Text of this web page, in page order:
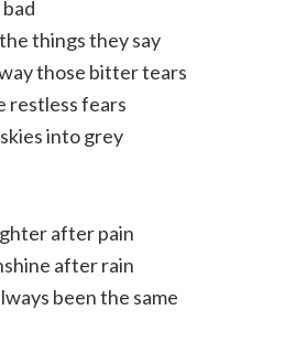
things they say
those bitter tears
restless fears
into grey
after pain
after rain
been the same